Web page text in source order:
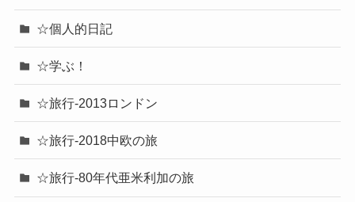
☆個人的日記
☆学ぶ！
☆旅行-2013ロンドン
☆旅行-2018中欧の旅
☆旅行-80年代亜米利加の旅